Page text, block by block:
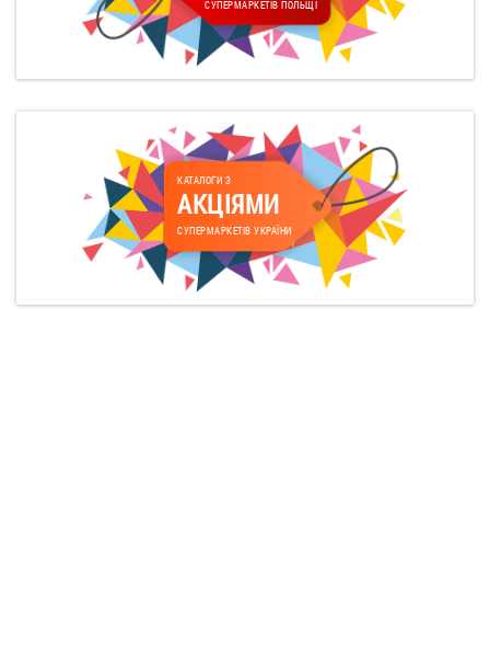
СУПЕРМАРКЕТІВ ПОЛЬЩІ
КАТАЛОГИ З
АКЦІЯМИ
СУПЕРМАРКЕТІВ УКРАЇНИ